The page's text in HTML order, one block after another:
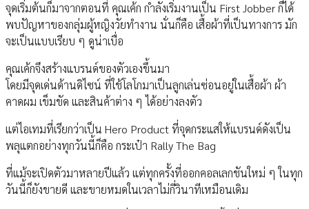
จุดเริ่มต้นก็มาจากตอนที่ คุณเค้ก กำลังเริ่มงานเป็น First Jobber ก็ได้
พบปัญหาของกลุ่มผู้หญิงวัยทำงาน นั่นก็คือ เสื้อผ้าที่เป็นทางการ มัก
จะเป็นแบบเรียบ ๆ ดูน่าเบื่อ
คุณเค้กจึงสร้างแบรนด์ของตัวเองขึ้นมา
โดยมีจุดเด่นด้านดิไซน์ ที่ใช้โลโกมาเป็นลูกเล่นซ่อนอยู่ในเสื้อผ้า ผ้า
คาดผม เข็มขัด และสินค้าต่าง ๆ ได้อย่างลงตัว
แต่ไอเทมที่เรียกว่าเป็น Hero Product ที่จุดกระแสให้แบรนด์ดังเป็น
พลุแตกอย่างทุกวันนี้ก็คือ กระเป๋า Rally The Bag
ที่แม้จะเปิดตัวมาหลายปีแล้ว แต่ทุกครั้งที่ออกคอลเลกชันใหม่ ๆ ในทุก
วันนี้ก็ยังขายดี และขายหมดในเวลาไม่กี่วินาทีเหมือนเดิม